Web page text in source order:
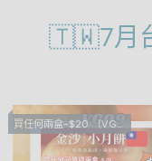
🇹🇼7月
買任何兩盒-$20 （VG01，03，05，06，08，09）